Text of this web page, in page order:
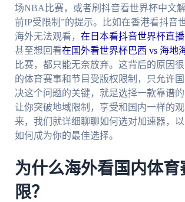
场NBA比赛，或者刷抖音看世界杯中文
前IP受限制”的提示。比如在香港看抖音
海外无法观看， 在日本看抖音世界杯直
甚至想回看在国外看世界杯巴西 vs 海地
比赛，都只能无奈放弃。这背后的原因
的体育赛事和节目受版权限制，只允许
决这个问题的关键，就是选择一款靠谱的
让你突破地域限制，享受和国内一样的
来，我们就详细聊聊如何选对加速器，
如何成为你的最佳选择。
为什么海外看国内体育
限？